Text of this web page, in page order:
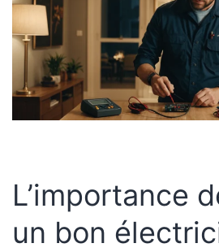
L’importance
un bon